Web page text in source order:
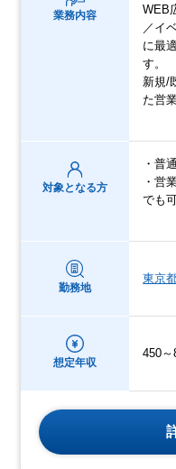
業務内容
WEB
／イ
に最
す。
新規/
た営
対象となる方
・普
・営
でも
勤務地
東京
想定年収
450～